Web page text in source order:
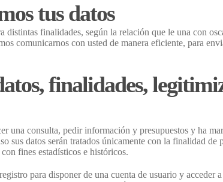
tus datos
distintas finalidades, según la relación que le una con
comunicarnos con usted de manera eficiente, para
finalidades,
una consulta, pedir información y presupuestos y ha
sus datos serán tratados únicamente con la finalidad
fines estadísticos e históricos.
para disponer de una cuenta de usuario y